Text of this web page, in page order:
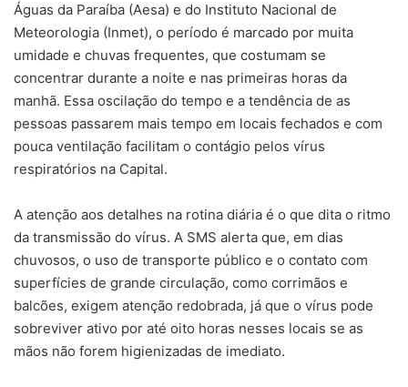
Águas da Paraíba (Aesa) e do Instituto Nacional de
Meteorologia (Inmet), o período é marcado por muita
umidade e chuvas frequentes, que costumam se
concentrar durante a noite e nas primeiras horas da
manhã. Essa oscilação do tempo e a tendência de as
pessoas passarem mais tempo em locais fechados e com
pouca ventilação facilitam o contágio pelos vírus
respiratórios na Capital.
A atenção aos detalhes na rotina diária é o que dita o ritmo
da transmissão do vírus. A SMS alerta que, em dias
chuvosos, o uso de transporte público e o contato com
superfícies de grande circulação, como corrimãos e
balcões, exigem atenção redobrada, já que o vírus pode
sobreviver ativo por até oito horas nesses locais se as
mãos não forem higienizadas de imediato.